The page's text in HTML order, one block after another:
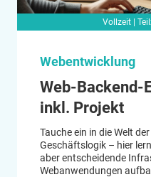
Vollzeit |
Webentwicklung
Web-Backend-
inkl. Projekt
Tauche ein in die Welt
Geschäftslogik – hier
aber entscheidende
Webanwendungen